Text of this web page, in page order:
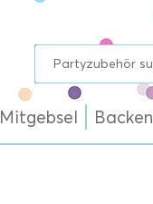
Mitgebsel Backen